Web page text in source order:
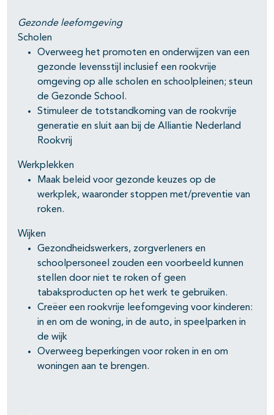
Gezonde leefomgeving
Scholen
Overweeg het promoten en onderwijzen van een
gezonde levensstijl inclusief een rookvrije
omgeving op alle scholen en schoolpleinen; steun
de Gezonde School.
Stimuleer de totstandkoming van de rookvrije
generatie en sluit aan bij de Alliantie Nederland
Rookvrij
Werkplekken
Maak beleid voor gezonde keuzes op de
werkplek, waaronder stoppen met/preventie van
roken.
Wijken
Gezondheidswerkers, zorgverleners en
schoolpersoneel zouden een voorbeeld kunnen
stellen door niet te roken of geen
tabaksproducten op het werk te gebruiken.
Creëer een rookvrije leefomgeving voor kinderen:
in en om de woning, in de auto, in speelparken in
de wijk
Overweeg beperkingen voor roken in en om
woningen aan te brengen.